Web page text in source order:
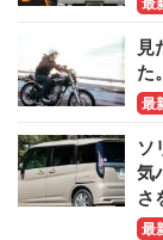
見
た。
最
ソ
気
さ
最